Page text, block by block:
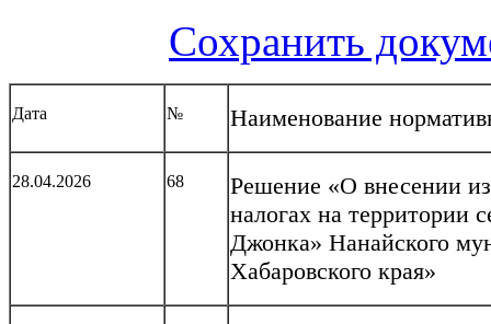
Сохранить
Дата № Наименование
28.04.2026 68
Решение «О внесении
налогах на территории
Джонка» Нанайского
Хабаровского края»